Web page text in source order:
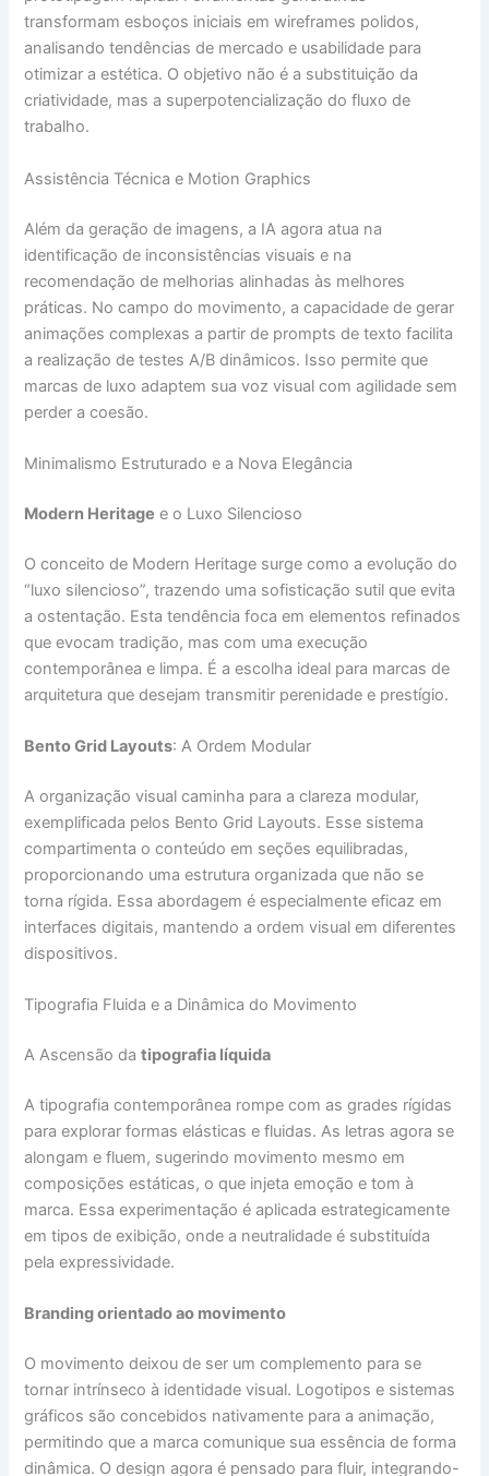
transformam esboços iniciais em wireframes polidos,
analisando tendências de mercado e usabilidade para
otimizar a estética. O objetivo não é a substituição da
criatividade, mas a superpotencialização do fluxo de
trabalho.
Assistência Técnica e Motion Graphics
Além da geração de imagens, a IA agora atua na
identificação de inconsistências visuais e na
recomendação de melhorias alinhadas às melhores
práticas. No campo do movimento, a capacidade de gerar
animações complexas a partir de prompts de texto facilita
a realização de testes A/B dinâmicos. Isso permite que
marcas de luxo adaptem sua voz visual com agilidade sem
perder a coesão.
Minimalismo Estruturado e a Nova Elegância
Modern Heritage e o Luxo Silencioso
O conceito de Modern Heritage surge como a evolução do
“luxo silencioso”, trazendo uma sofisticação sutil que evita
a ostentação. Esta tendência foca em elementos refinados
que evocam tradição, mas com uma execução
contemporânea e limpa. É a escolha ideal para marcas de
arquitetura que desejam transmitir perenidade e prestígio.
Bento Grid Layouts: A Ordem Modular
A organização visual caminha para a clareza modular,
exemplificada pelos Bento Grid Layouts. Esse sistema
compartimenta o conteúdo em seções equilibradas,
proporcionando uma estrutura organizada que não se
torna rígida. Essa abordagem é especialmente eficaz em
interfaces digitais, mantendo a ordem visual em diferentes
dispositivos.
Tipografia Fluida e a Dinâmica do Movimento
A Ascensão datipografia líquida
A tipografia contemporânea rompe com as grades rígidas
para explorar formas elásticas e fluidas. As letras agora se
alongam e fluem, sugerindo movimento mesmo em
composições estáticas, o que injeta emoção e tom à
marca. Essa experimentação é aplicada estrategicamente
em tipos de exibição, onde a neutralidade é substituída
pela expressividade.
Branding orientado ao movimento
O movimento deixou de ser um complemento para se
tornar intrínseco à identidade visual. Logotipos e sistemas
gráficos são concebidos nativamente para a animação,
permitindo que a marca comunique sua essência de forma
dinâmica. O design agora é pensado para fluir, integrando-